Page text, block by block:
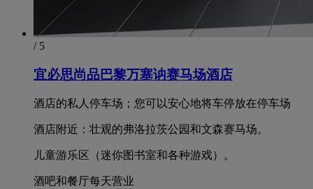
/ 5
宜必思尚品巴黎万塞讷赛马场酒店
酒店的私人停车场；您可以安心地将车停放在停车场
酒店附近：壮观的弗洛拉茨公园和文森赛马场。
儿童游乐区（迷你图书室和各种游戏）。
酒吧和餐厅每天营业